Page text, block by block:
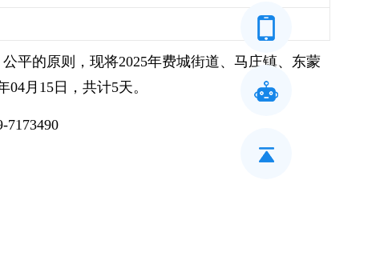
平的原则，现将2025年费城街道、马庄镇、东蒙
月15日，共计5天。